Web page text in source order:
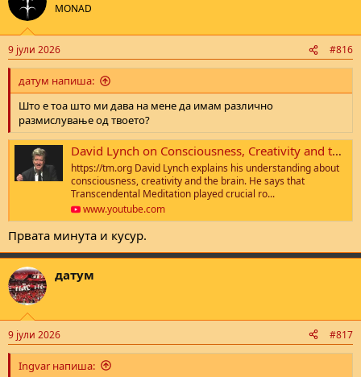
i
n
s
:
MONAD
9 јули 2026 #816
датум напиша:
Што е тоа што ми дава на мене да имам различно
размислување од твоето?
David Lynch on Consciousness, Creativity and the Brain (Transcendental Meditation)
https://tm.org David Lynch explains his understanding about
consciousness, creativity and the brain. He says that
Transcendental Meditation played crucial ro...
www.youtube.com
Првата минута и кусур.
датум
9 јули 2026 #817
Ingvar напиша: